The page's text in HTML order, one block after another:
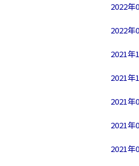
2022年
2022年
2021年
2021年
2021年
2021年
2021年